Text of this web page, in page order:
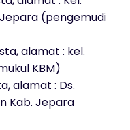
(pengemudi
alamat : kel.
KBM)
alamat : Ds.
Kab. Jepara